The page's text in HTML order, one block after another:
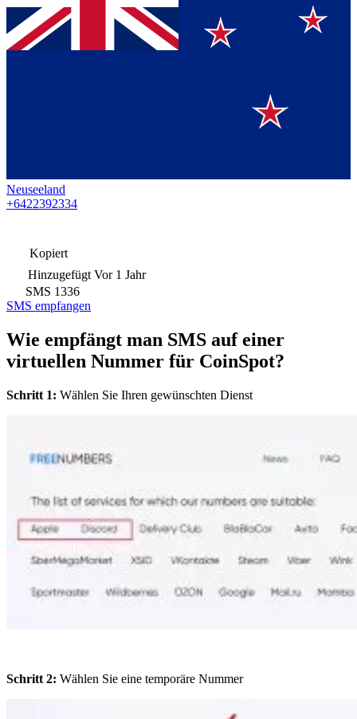
Neuseeland
+6422392334
Kopiert
Hinzugefügt Vor 1 Jahr
SMS 1336
SMS empfangen
Wie empfängt man SMS auf einer
virtuellen Nummer für CoinSpot?
Schritt 1: Wählen Sie Ihren gewünschten Dienst
Schritt 2: Wählen Sie eine temporäre Nummer